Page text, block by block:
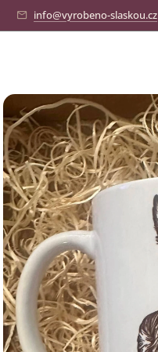
info@vyrobeno-slaskou.cz